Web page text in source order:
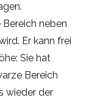
neben
Er kann frei
Sie hat
Bereich
wieder der